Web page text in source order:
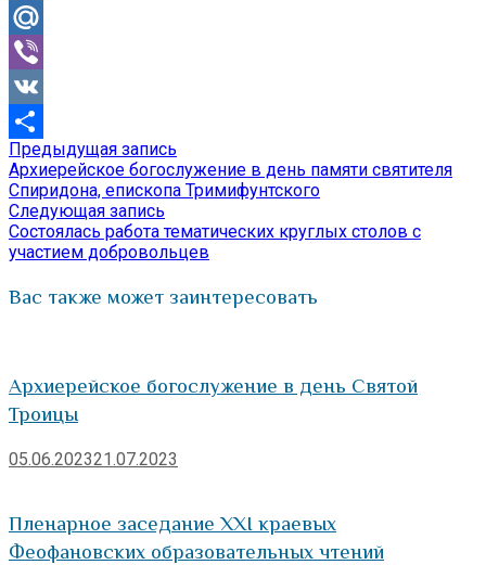
Odnoklassniki
Mail.Ru
Viber
VK
Отправить
Навигация
по
записям
Предыдущая запись
запись:
Архиерейское богослужение в день памяти святителя
Спиридона, епископа Тримифунтского
Следующая запись
запись:
Состоялась работа тематических круглых столов с
участием добровольцев
Вас также может заинтересовать
Архиерейское богослужение в день Святой
Троицы
05.06.202321.07.2023
Пленарное заседание XXI краевых
Феофановских образовательных чтений